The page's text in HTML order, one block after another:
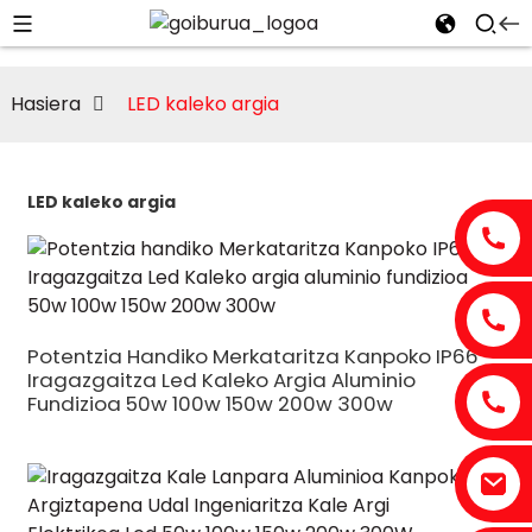
Hasiera LED kaleko argia
LED kaleko argia
Potentzia Handiko Merkataritza Kanpoko IP66
Iragazgaitza Led Kaleko Argia Aluminio
Fundizioa 50w 100w 150w 200w 300w